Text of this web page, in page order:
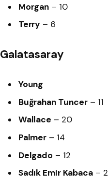
Morgan – 10
Terry – 6
Galatasaray
Young
Buğrahan Tuncer– 11
Wallace – 20
Palmer – 14
Delgado – 12
Sadık Emir Kabaca– 2